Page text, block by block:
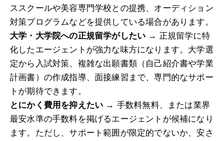
ススクールや美容専門学校との提携、オーディション
対策プログラムなどを提供している場合があります。
大学・大学院への正規留学がしたい → 正規留学に特
化したエージェントが強力な味方になります。大学選
定から入試対策、複雑な出願書類（自己紹介書や学業
計画書）の作成指導、面接練習まで、専門的なサポー
トが期待できます。
とにかく費用を抑えたい → 手数料無料、または業界
最安水準の手数料を掲げるエージェントが候補になり
ます。ただし、サポート範囲が限定的でないか、安さ